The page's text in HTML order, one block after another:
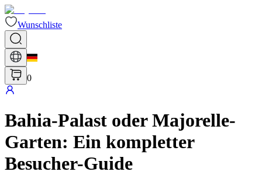
Wunschliste
0
Bahia-Palast oder Majorelle-
Garten: Ein kompletter
Besucher-Guide